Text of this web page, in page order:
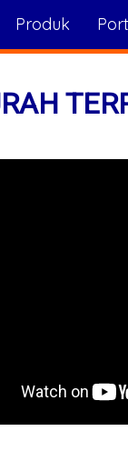
Produk